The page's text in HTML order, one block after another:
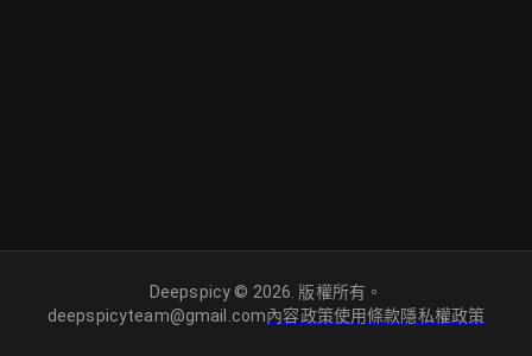
Deepspicy © 2026. 版權所有。
deepspicyteam@gmail.com內容政策使用條款隱私權政策